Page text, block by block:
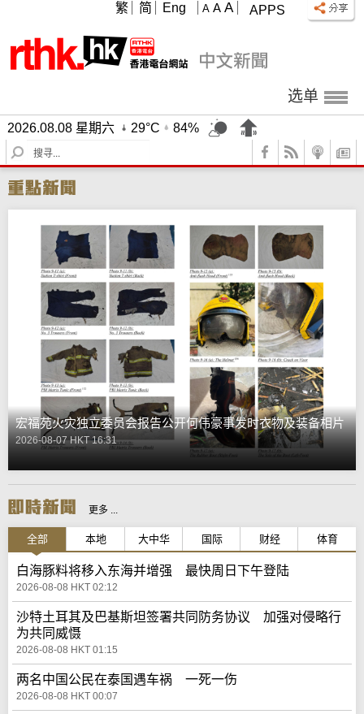
APPS
A A A
繁 简 Eng
选单
2026.08.08 星期六 29°C
84%
S
e
a
r
c
宏福苑火灾独立委员会报告公开何伟豪事发时衣物及装备相片
2026-08-07 HKT 16:31
更多 ...
全部 本地 大中华 国际 财经 体育
白海豚料将移入东海并增强 最快周日下午登陆
2026-08-08 HKT 02:12
沙特土耳其及巴基斯坦签署共同防务协议 加强对侵略行
为共同威慑
2026-08-08 HKT 01:15
两名中国公民在泰国遇车祸 一死一伤
2026-08-08 HKT 00:07